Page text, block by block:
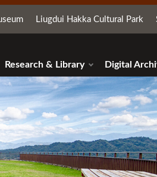
Liugdui Hakka Cultural Park
Research & Library Digital